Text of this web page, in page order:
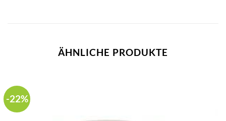
ÄHNLICHE PRODUKTE
-22%